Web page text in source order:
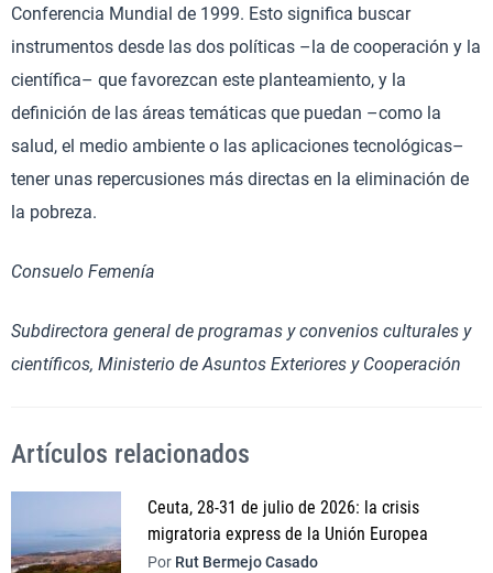
Conferencia Mundial de 1999. Esto significa buscar
instrumentos desde las dos políticas –la de cooperación y la
científica– que favorezcan este planteamiento, y la
definición de las áreas temáticas que puedan –como la
salud, el medio ambiente o las aplicaciones tecnológicas–
tener unas repercusiones más directas en la eliminación de
la pobreza.
Consuelo Femenía
Subdirectora general de programas y convenios culturales y
científicos, Ministerio de Asuntos Exteriores y Cooperación
Artículos relacionados
Ceuta, 28-31 de julio de 2026: la crisis
migratoria express de la Unión Europea
Por Rut Bermejo Casado